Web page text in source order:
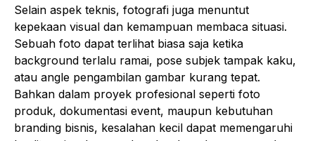
Selain aspek teknis, fotografi juga menuntut
kepekaan visual dan kemampuan membaca situasi.
Sebuah foto dapat terlihat biasa saja ketika
background terlalu ramai, pose subjek tampak kaku,
atau angle pengambilan gambar kurang tepat.
Bahkan dalam proyek profesional seperti foto
produk, dokumentasi event, maupun kebutuhan
branding bisnis, kesalahan kecil dapat memengaruhi